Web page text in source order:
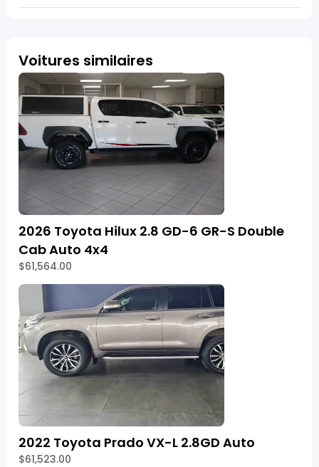
Voitures similaires
2026 Toyota Hilux 2.8 GD-6 GR-S Double
Cab Auto 4x4
$61,564.00
2022 Toyota Prado VX-L 2.8GD Auto
$61,523.00